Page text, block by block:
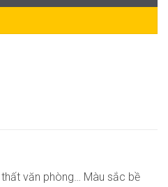
văn phòng… Màu sắc bề